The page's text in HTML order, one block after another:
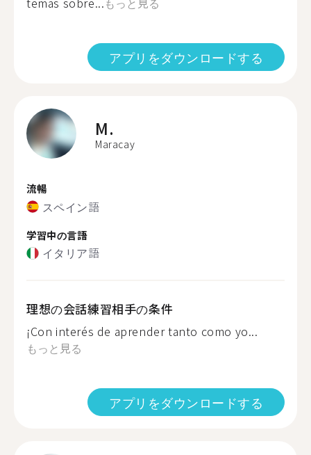
アプリをダウンロードする
M.
Maracay
流暢
スペイン語
学習中の言語
イタリア語
理想の会話練習相手の条件
¡Con interés de aprender tanto como yo...
もっと見る
アプリをダウンロードする